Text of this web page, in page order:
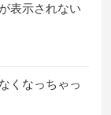
表示されない
くなっちゃっ